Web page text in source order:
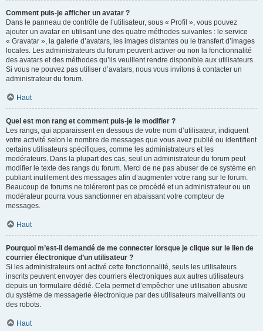
Comment puis-je afficher un avatar ?
Dans le panneau de contrôle de l’utilisateur, sous « Profil », vous pouvez
ajouter un avatar en utilisant une des quatre méthodes suivantes : le service
« Gravatar », la galerie d’avatars, les images distantes ou le transfert d’images
locales. Les administrateurs du forum peuvent activer ou non la fonctionnalité
des avatars et des méthodes qu’ils veuillent rendre disponible aux utilisateurs.
Si vous ne pouvez pas utiliser d’avatars, nous vous invitons à contacter un
administrateur du forum.
Haut
Quel est mon rang et comment puis-je le modifier ?
Les rangs, qui apparaissent en dessous de votre nom d’utilisateur, indiquent
votre activité selon le nombre de messages que vous avez publié ou identifient
certains utilisateurs spécifiques, comme les administrateurs et les
modérateurs. Dans la plupart des cas, seul un administrateur du forum peut
modifier le texte des rangs du forum. Merci de ne pas abuser de ce système en
publiant inutilement des messages afin d’augmenter votre rang sur le forum.
Beaucoup de forums ne toléreront pas ce procédé et un administrateur ou un
modérateur pourra vous sanctionner en abaissant votre compteur de
messages.
Haut
Pourquoi m’est-il demandé de me connecter lorsque je clique sur le lien de
courrier électronique d’un utilisateur ?
Si les administrateurs ont activé cette fonctionnalité, seuls les utilisateurs
inscrits peuvent envoyer des courriers électroniques aux autres utilisateurs
depuis un formulaire dédié. Cela permet d’empêcher une utilisation abusive
du système de messagerie électronique par des utilisateurs malveillants ou
des robots.
Haut